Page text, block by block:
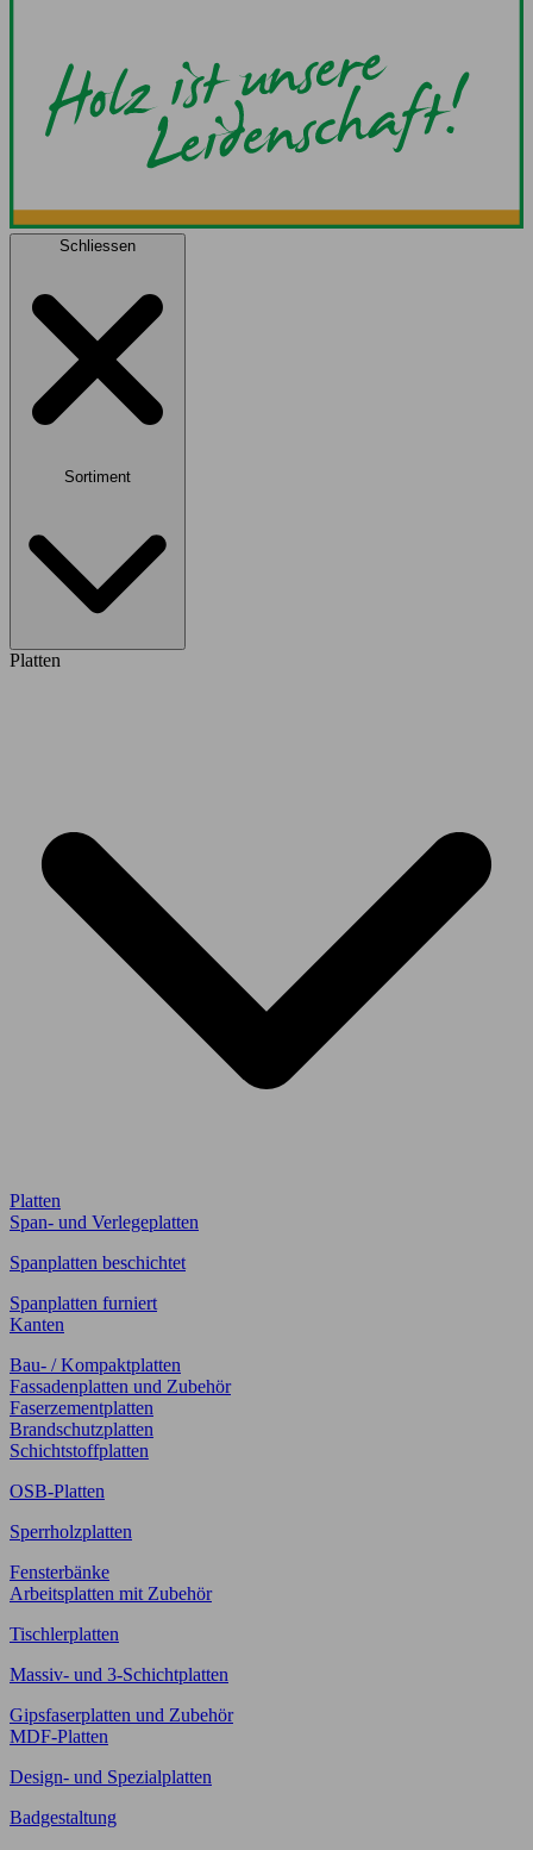
Schliessen
Sortiment
Platten
Platten
Span- und Verlegeplatten
Spanplatten beschichtet
Spanplatten furniert
Kanten
Bau- / Kompaktplatten
Fassadenplatten und Zubehör
Faserzementplatten
Brandschutzplatten
Schichtstoffplatten
OSB-Platten
Sperrholzplatten
Fensterbänke
Arbeitsplatten mit Zubehör
Tischlerplatten
Massiv- und 3-Schichtplatten
Gipsfaserplatten und Zubehör
MDF-Platten
Design- und Spezialplatten
Badgestaltung